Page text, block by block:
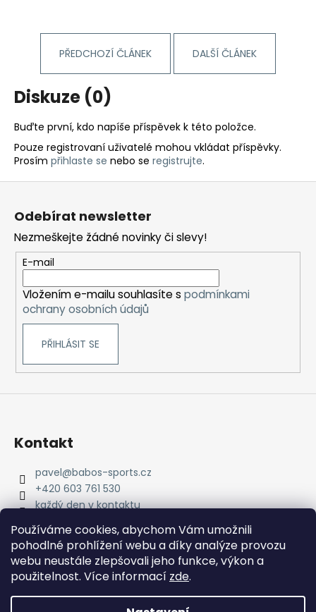
Používáme cookies, abychom Vám umožnili
pohodlné prohlížení webu a díky analýze provozu
webu neustále zlepšovali jeho funkce, výkon a
použitelnost. Více informací zde.
PŘEDCHOZÍ ČLÁNEK DALŠÍ ČLÁNEK
Diskuze (0)
Buďte první, kdo napíše příspěvek k této položce.
Pouze registrovaní uživatelé mohou vkládat příspěvky.
Prosím přihlaste se nebo se registrujte.
Odebírat newsletter
Nezmeškejte žádné novinky či slevy!
E-mail
Vložením e-mailu souhlasíte s podmínkami
ochrany osobních údajů
PŘIHLÁSIT SE
Kontakt
pavel@babos-sports.cz
+420 603 761 530
každý den v kontaktu